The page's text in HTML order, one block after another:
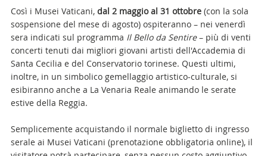
Così i Musei Vaticani, dal 2 maggio al 31 ottobre (con la sola
sospensione del mese di agosto) ospiteranno – nei venerdì
sera indicati sul programma Il Bello da Sentire– più di venti
concerti tenuti dai migliori giovani artisti dell'Accademia di
Santa Cecilia e del Conservatorio torinese. Questi ultimi,
inoltre, in un simbolico gemellaggio artistico-culturale, si
esibiranno anche a La Venaria Reale animando le serate
estive della Reggia.
Semplicemente acquistando il normale biglietto di ingresso
serale ai Musei Vaticani (prenotazione obbligatoria online), il